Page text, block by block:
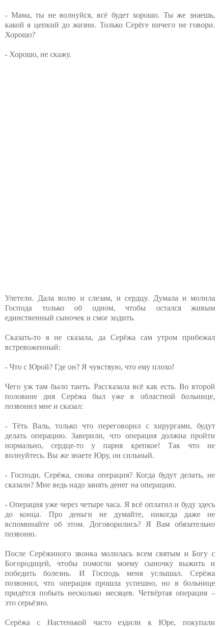
- Мама, ты не волнуйся, всё будет хорошо. Ты же знаешь,
какой я цепкий до жизни. Только Серёге ничего не говори.
Хорошо?
- Хорошо, не скажу.
Улетели. Дала волю и слезам, и сердцу. Думала и молила
Господа только об одном, чтобы остался живым
единственный сыночек и смог ходить.
Сказать-то я не сказала, да Серёжа сам утром прибежал
встревоженный:
- Что с Юрой? Где он? Я чувствую, что ему плохо!
Чего уж там было таить. Рассказала всё как есть. Во второй
половине дня Серёжа был уже в областной больнице,
позвонил мне и сказал:
- Тёть Валь, только что переговорил с хирургами, будут
делать операцию. Заверили, что операция должна пройти
нормально, сердце-то у парня крепкое! Так что не
волнуйтесь. Вы же знаете Юру, он сильный.
- Господи, Серёжа, снова операция? Когда будут делать, не
сказали? Мне ведь надо занять денег на операцию.
- Операция уже через четыре часа. Я всё оплатил и буду здесь
до конца. Про деньги не думайте, никогда даже не
вспоминайте об этом. Договорились? Я Вам обязательно
позвоню.
После Серёжиного звонка молилась всем святым и Богу с
Богородицей, чтобы помогли моему сыночку выжить и
победить болезнь. И Господь меня услышал. Серёжа
позвонил, что операция прошла успешно, но в больнице
придётся побыть несколько месяцев. Четвёртая операция –
это серьёзно.
Серёжа с Настенькой часто ездили к Юре, покупали